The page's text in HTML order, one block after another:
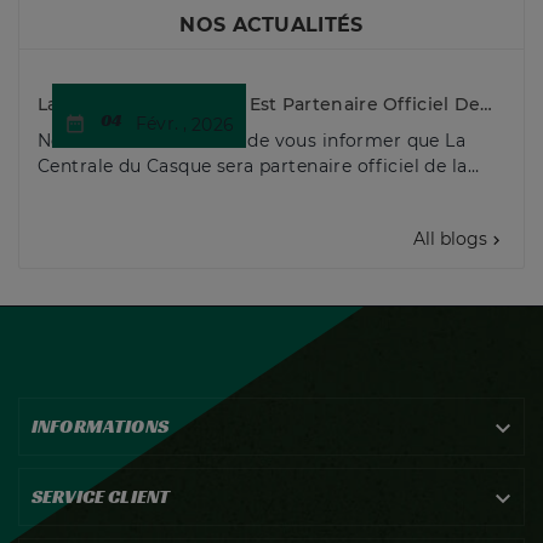
NOS ACTUALITÉS
date_range 04 Févr. , 2026
La Centrale Du Casque Est Partenaire Officiel De
L'Enduropale Du Touquet 2026
Nous sommes heureux de vous informer que La
Centrale du Casque sera partenaire officiel de la
All blogs 
INFORMATIONS 
SERVICE CLIENT 